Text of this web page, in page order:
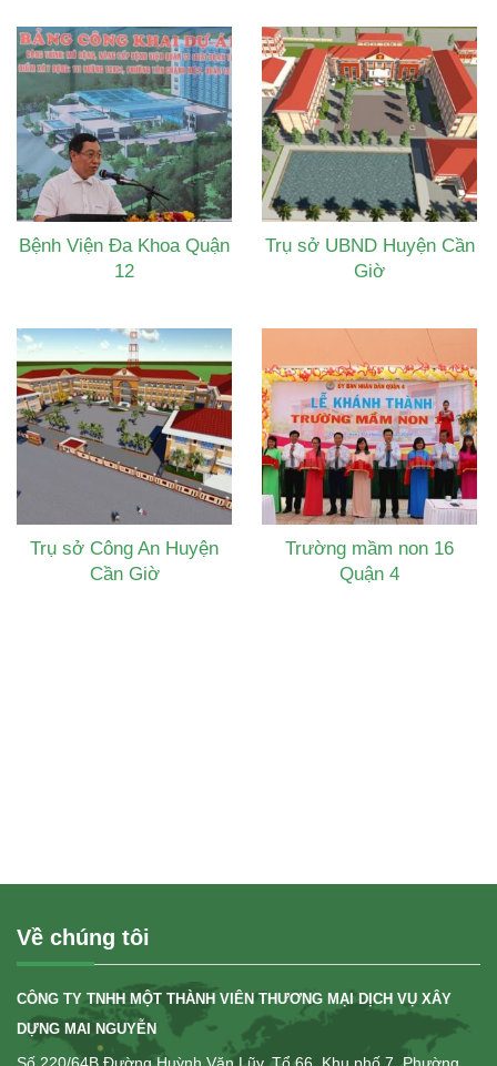
Bệnh Viện Đa Khoa Quận
12
Trụ sở UBND Huyện Cần
Giờ
Trụ sở Công An Huyện
Cần Giờ
Trường mầm non 16
Quận 4
Về chúng tôi
CÔNG TY TNHH MỘT THÀNH VIÊN THƯƠNG MẠI DỊCH VỤ XÂY
DỰNG MAI NGUYỄN